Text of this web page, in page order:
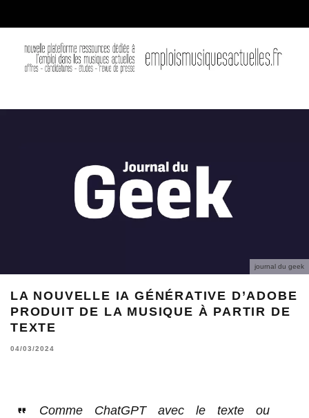
journal du geek
LA NOUVELLE IA GÉNÉRATIVE D’ADOBE
PRODUIT DE LA MUSIQUE À PARTIR DE
TEXTE
04/03/2024
Comme ChatGPT avec le texte ou